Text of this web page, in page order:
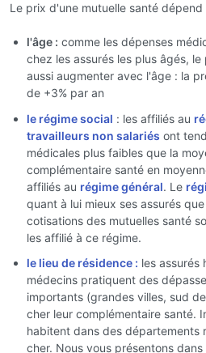
Le prix d'une mutuelle santé
l'âge : comme les dépenses
chez les assurés les plus âgés,
aussi augmenter avec l'âge : la
de +3% par an
le régime social : les affiliés au
travailleurs non salariés ont
médicales plus faibles que la
complémentaire santé en
affiliés au régime général. Le
quant à lui mieux ses assurés
cotisations des mutuelles santé
les affilié à ce régime.
le lieu de résidence : les assurés
médecins pratiquent des
importants (grandes villes, sud
cher leur complémentaire santé.
habitent dans des départements
cher. Nous vous présentons